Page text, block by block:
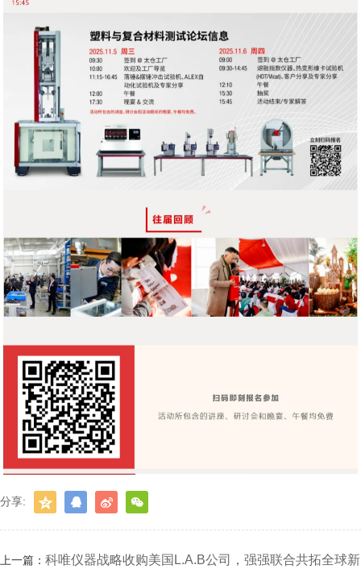
分享:
上一篇： 科唯仪器战略收购美国L.A.B公司，强强联合共拓全球新